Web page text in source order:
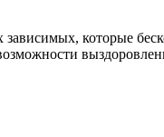
которые